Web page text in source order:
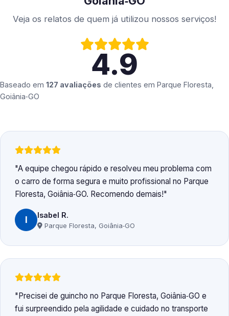
Veja os relatos de quem já utilizou nossos serviços!
4.9
Baseado em 127 avaliações de clientes em Parque Floresta,
Goiânia‑GO
A equipe chegou rápido e resolveu meu problema com
o carro de forma segura e muito profissional no Parque
Floresta, Goiânia‑GO. Recomendo demais!
I Isabel R.
Parque Floresta, Goiânia‑GO
Precisei de guincho no Parque Floresta, Goiânia‑GO e
fui surpreendido pela agilidade e cuidado no transporte